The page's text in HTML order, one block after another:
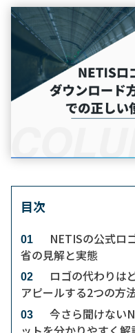
目次
01
NETISの公式ロ
省の見解と実態
02
ロゴの代わりは
アピールする2つの方
03
今さら聞けない